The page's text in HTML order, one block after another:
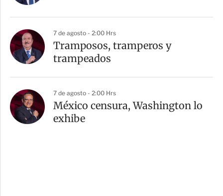
7 de agosto - 2:00 Hrs
Tramposos, tramperos y
trampeados
7 de agosto - 2:00 Hrs
México censura, Washington lo
exhibe